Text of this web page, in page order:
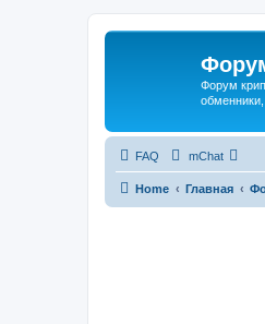
Форум
FAQ mChat
Home Главная